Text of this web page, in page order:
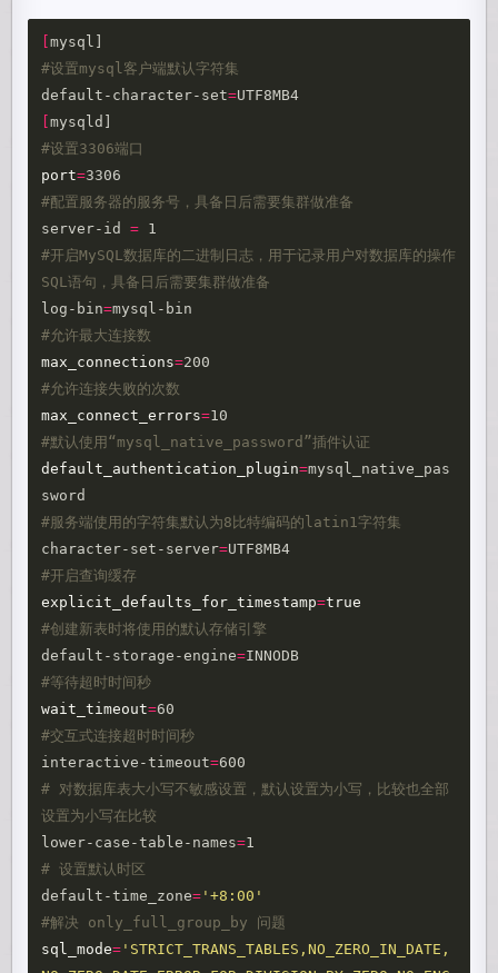
[
#设置mysql客户端默认字符集
default-character-set=
[
#设置3306端口
port=
#配置服务器的服务号，具备日后需要集群做准备
server-id =
#开启MySQL数据库的二进制日志，用于记录用户对数据库的操作
SQL语句，具备日后需要集群做准备
log-bin=
#允许最大连接数
max_connections=
#允许连接失败的次数
max_connect_errors=
#默认使用“mysql_native_password”插件认证
default_authentication_plugin=mysql_native_pas
#服务端使用的字符集默认为8比特编码的latin1字符集
character-set-server=
#开启查询缓存
explicit_defaults_for_timestamp=true
#创建新表时将使用的默认存储引擎
default-storage-engine=
#等待超时时间秒
wait_timeout=
#交互式连接超时时间秒
interactive-timeout=
# 对数据库表大小写不敏感设置，默认设置为小写，比较也全部
设置为小写在比较
lower-case-table-names=
# 设置默认时区
default-time_zone= '+8:00'
#解决 only_full_group_by 问题
sql_mode= 'STRICT_TRANS_TABLES,NO_ZERO_IN_DATE,